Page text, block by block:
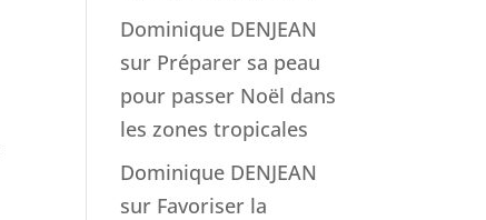
Dominique DENJEAN
sur Préparer sa peau
pour passer Noël dans
les zones tropicales
Dominique DENJEAN
sur Favoriser la